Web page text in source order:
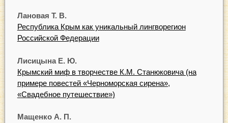
Лановая Т. В.
Республика Крым как уникальный лингворегион
Российской Федерации
Лисицына Е. Ю.
Крымский миф в творчестве К.М. Станюковича (на
примере повестей «Черноморская сирена»,
«Свадебное путешествие»)
Мащенко А. П.